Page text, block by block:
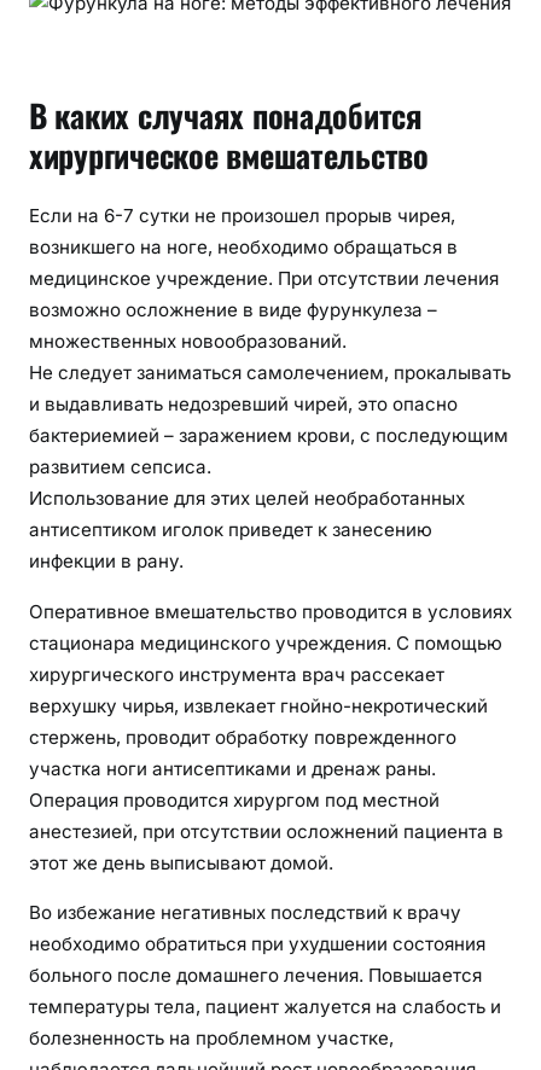
В каких случаях понадобится
хирургическое вмешательство
Если на 6-7 сутки не произошел прорыв чирея,
возникшего на ноге, необходимо обращаться в
медицинское учреждение. При отсутствии лечения
возможно осложнение в виде фурункулеза –
множественных новообразований.
Не следует заниматься самолечением, прокалывать
и выдавливать недозревший чирей, это опасно
бактериемией – заражением крови, с последующим
развитием сепсиса.
Использование для этих целей необработанных
антисептиком иголок приведет к занесению
инфекции в рану.
Оперативное вмешательство проводится в условиях
стационара медицинского учреждения. С помощью
хирургического инструмента врач рассекает
верхушку чирья, извлекает гнойно-некротический
стержень, проводит обработку поврежденного
участка ноги антисептиками и дренаж раны.
Операция проводится хирургом под местной
анестезией, при отсутствии осложнений пациента в
этот же день выписывают домой.
Во избежание негативных последствий к врачу
необходимо обратиться при ухудшении состояния
больного после домашнего лечения. Повышается
температуры тела, пациент жалуется на слабость и
болезненность на проблемном участке,